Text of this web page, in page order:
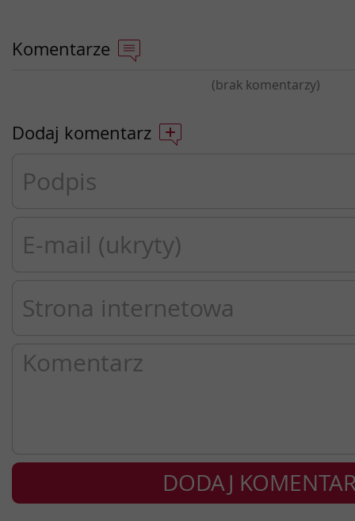
Komentarze
(brak komentarzy)
Dodaj komentarz